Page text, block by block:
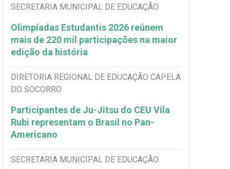
SECRETARIA MUNICIPAL DE EDUCAÇÃO
Olimpíadas Estudantis 2026 reúnem
mais de 220 mil participações na maior
edição da história
DIRETORIA REGIONAL DE EDUCAÇÃO CAPELA
DO SOCORRO
Participantes de Ju-Jitsu do CEU Vila
Rubi representam o Brasil no Pan-
Americano
SECRETARIA MUNICIPAL DE EDUCAÇÃO